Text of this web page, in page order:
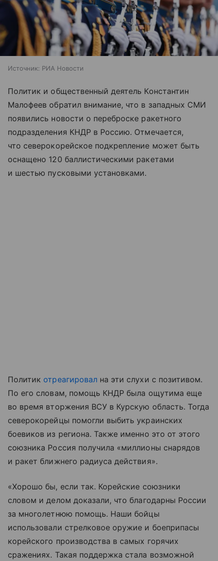
Источник: РИА Новости
Политик и общественный деятель Константин
Малофеев обратил внимание, что в западных СМИ
появились новости о переброске ракетного
подразделения КНДР в Россию. Отмечается,
что северокорейское подкрепление может быть
оснащено 120 баллистическими ракетами
и шестью пусковыми установками.
Политик отреагировална эти слухи с позитивом.
По его словам, помощь КНДР была ощутима еще
во время вторжения ВСУ в Курскую область. Тогда
северокорейцы помогли выбить украинских
боевиков из региона. Также именно это от этого
союзника Россия получила «миллионы снарядов
и ракет ближнего радиуса действия».
«Хорошо бы, если так. Корейские союзники
словом и делом доказали, что благодарны России
за многолетнюю помощь. Наши бойцы
использовали стрелковое оружие и боеприпасы
корейского производства в самых горячих
сражениях. Такая поддержка стала возможной